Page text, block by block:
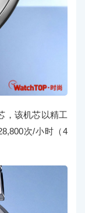
，该机芯以精工
次/小时（4